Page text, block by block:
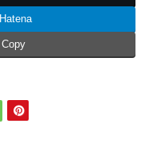
Hatena
Copy